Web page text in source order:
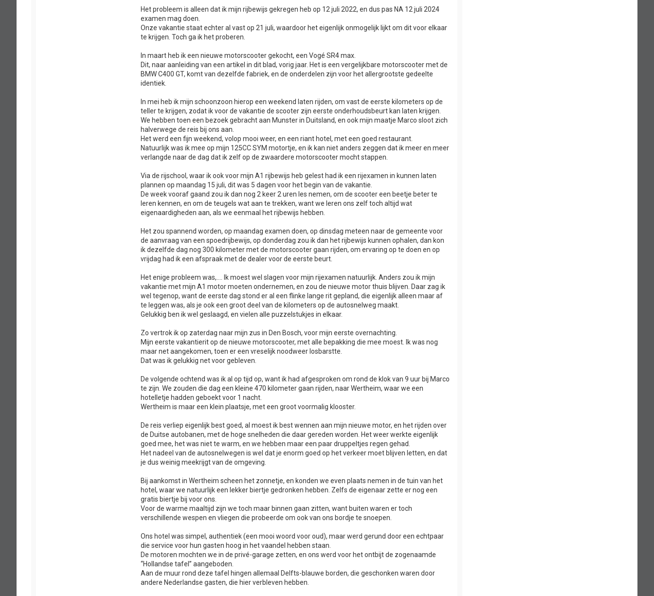
Het probleem is alleen dat ik mijn rijbewijs gekregen heb op 12 juli 2022, en dus pas NA 12 juli 2024
examen mag doen.
Onze vakantie staat echter al vast op 21 juli, waardoor het eigenlijk onmogelijk lijkt om dit voor elkaar
te krijgen. Toch ga ik het proberen.
In maart heb ik een nieuwe motorscooter gekocht, een Vogé SR4 max.
Dit, naar aanleiding van een artikel in dit blad, vorig jaar. Het is een vergelijkbare motorscooter met de
BMW C400 GT, komt van dezelfde fabriek, en de onderdelen zijn voor het allergrootste gedeelte
identiek.
In mei heb ik mijn schoonzoon hierop een weekend laten rijden, om vast de eerste kilometers op de
teller te krijgen, zodat ik voor de vakantie de scooter zijn eerste onderhoudsbeurt kan laten krijgen.
We hebben toen een bezoek gebracht aan Munster in Duitsland, en ook mijn maatje Marco sloot zich
halverwege de reis bij ons aan.
Het werd een fijn weekend, volop mooi weer, en een riant hotel, met een goed restaurant.
Natuurlijk was ik mee op mijn 125CC SYM motortje, en ik kan niet anders zeggen dat ik meer en meer
verlangde naar de dag dat ik zelf op de zwaardere motorscooter mocht stappen.
Via de rijschool, waar ik ook voor mijn A1 rijbewijs heb gelest had ik een rijexamen in kunnen laten
plannen op maandag 15 juli, dit was 5 dagen voor het begin van de vakantie.
De week vooraf gaand zou ik dan nog 2 keer 2 uren les nemen, om de scooter een beetje beter te
leren kennen, en om de teugels wat aan te trekken, want we leren ons zelf toch altijd wat
eigenaardigheden aan, als we eenmaal het rijbewijs hebben.
Het zou spannend worden, op maandag examen doen, op dinsdag meteen naar de gemeente voor
de aanvraag van een spoedrijbewijs, op donderdag zou ik dan het rijbewijs kunnen ophalen, dan kon
ik dezelfde dag nog 300 kilometer met de motorscooter gaan rijden, om ervaring op te doen en op
vrijdag had ik een afspraak met de dealer voor de eerste beurt.
Het enige probleem was,…. Ik moest wel slagen voor mijn rijexamen natuurlijk. Anders zou ik mijn
vakantie met mijn A1 motor moeten ondernemen, en zou de nieuwe motor thuis blijven. Daar zag ik
wel tegenop, want de eerste dag stond er al een flinke lange rit gepland, die eigenlijk alleen maar af
te leggen was, als je ook een groot deel van de kilometers op de autosnelweg maakt.
Gelukkig ben ik wel geslaagd, en vielen alle puzzelstukjes in elkaar.
Zo vertrok ik op zaterdag naar mijn zus in Den Bosch, voor mijn eerste overnachting.
Mijn eerste vakantierit op de nieuwe motorscooter, met alle bepakking die mee moest. Ik was nog
maar net aangekomen, toen er een vreselijk noodweer losbarstte.
Dat was ik gelukkig net voor gebleven.
De volgende ochtend was ik al op tijd op, want ik had afgesproken om rond de klok van 9 uur bij Marco
te zijn. We zouden die dag een kleine 470 kilometer gaan rijden, naar Wertheim, waar we een
hotelletje hadden geboekt voor 1 nacht.
Wertheim is maar een klein plaatsje, met een groot voormalig klooster.
De reis verliep eigenlijk best goed, al moest ik best wennen aan mijn nieuwe motor, en het rijden over
de Duitse autobanen, met de hoge snelheden die daar gereden worden. Het weer werkte eigenlijk
goed mee, het was niet te warm, en we hebben maar een paar druppeltjes regen gehad.
Het nadeel van de autosnelwegen is wel dat je enorm goed op het verkeer moet blijven letten, en dat
je dus weinig meekrijgt van de omgeving.
Bij aankomst in Wertheim scheen het zonnetje, en konden we even plaats nemen in de tuin van het
hotel, waar we natuurlijk een lekker biertje gedronken hebben. Zelfs de eigenaar zette er nog een
gratis biertje bij voor ons.
Voor de warme maaltijd zijn we toch maar binnen gaan zitten, want buiten waren er toch
verschillende wespen en vliegen die probeerde om ook van ons bordje te snoepen.
Ons hotel was simpel, authentiek (een mooi woord voor oud), maar werd gerund door een echtpaar
die service voor hun gasten hoog in het vaandel hebben staan.
De motoren mochten we in de privé-garage zetten, en ons werd voor het ontbijt de zogenaamde
“Hollandse tafel” aangeboden.
Aan de muur rond deze tafel hingen allemaal Delfts-blauwe borden, die geschonken waren door
andere Nederlandse gasten, die hier verbleven hebben.